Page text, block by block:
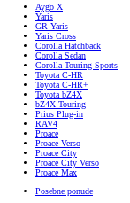
Aygo X
Yaris
GR Yaris
Yaris Cross
Corolla Hatchback
Corolla Sedan
Corolla Touring Sports
Toyota C-HR
Toyota C-HR+
Toyota bZ4X
bZ4X Touring
Prius Plug-in
RAV4
Proace
Proace Verso
Proace City
Proace City Verso
Proace Max
Posebne ponude